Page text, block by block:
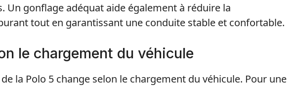
Un gonflage adéquat aide également à réduire la
tout en garantissant une conduite stable et confortable.
le chargement du véhicule
la Polo 5 change selon le chargement du véhicule. Pour une